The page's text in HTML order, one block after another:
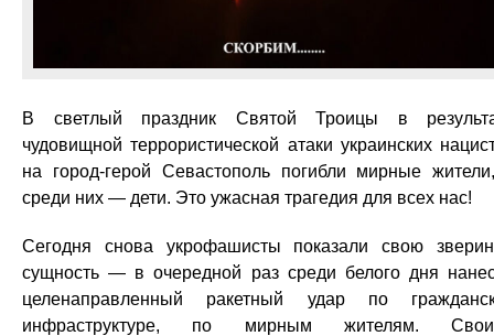
В светлый праздник Святой Троицы в
чудовищной террористической атаки украинских
на город-герой Севастополь погибли мирные
среди них — дети. Это ужасная трагедия для всех нас!
Сегодня снова укрофашисты показали свою
сущность — в очередной раз среди белого дня
целенаправленный ракетный удар по
инфраструктуре, по мирным жителям.